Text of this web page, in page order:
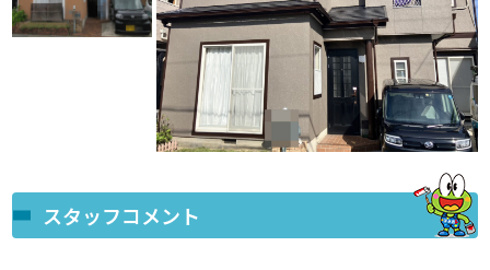
スタッフコメント